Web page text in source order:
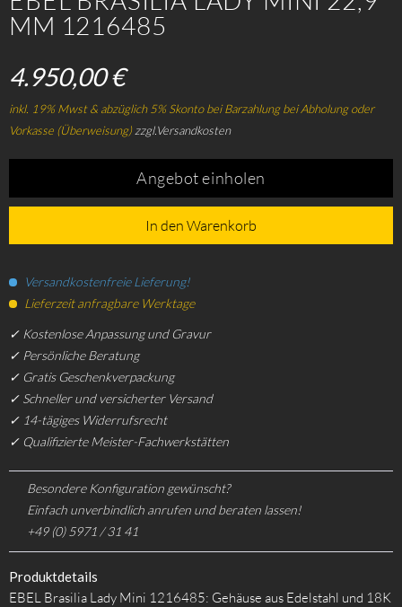
MM 1216485
4.950,00 €
inkl. 19% Mwst & abzüglich 5% Skonto bei Barzahlung bei Abholung oder
Vorkasse (Überweisung)zzgl.Versandkosten
Angebot einholen
In den Warenkorb
Versandkostenfreie Lieferung!
Lieferzeit anfragbare Werktage
✓ Kostenlose Anpassung und Gravur
✓ Persönliche Beratung
✓ Gratis Geschenkverpackung
✓ Schneller und versicherter Versand
✓ 14-tägiges Widerrufsrecht
✓ Qualifizierte Meister-Fachwerkstätten
Besondere Konfiguration gewünscht?
Einfach unverbindlich anrufen und beraten lassen!
+49 (0) 5971 / 31 41
Produktdetails
EBEL Brasilia Lady Mini 1216485: Gehäuse aus Edelstahl und 18K